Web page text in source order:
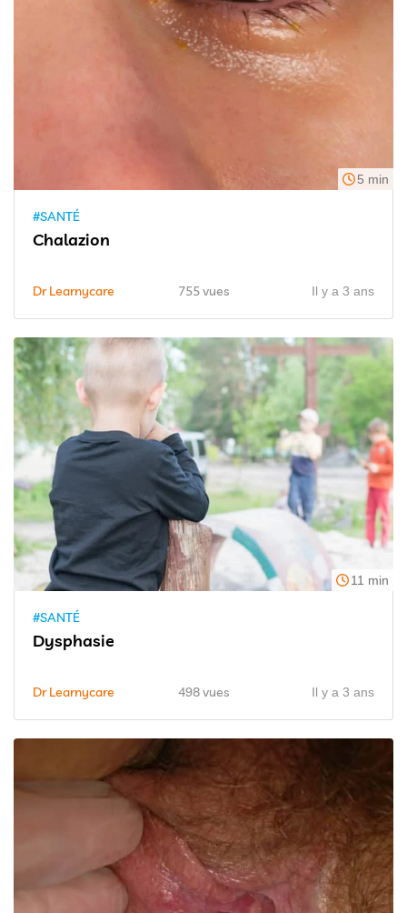
5 min
#SANTÉ
Chalazion
Dr Learnycare 755 vues Il y a 3 ans
11 min
#SANTÉ
Dysphasie
Dr Learnycare 498 vues Il y a 3 ans